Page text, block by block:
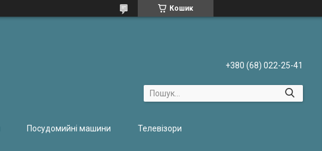
Кошик
+380 (68) 022-25-41
Посудомийні машини Телевізори